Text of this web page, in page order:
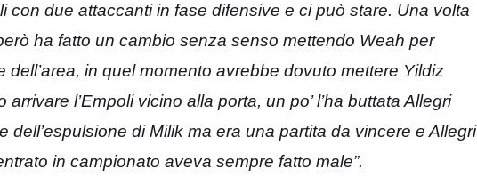
con due attaccanti in fase difensive e ci può stare. Una volta
ha fatto un cambio senza senso mettendo Weah per
dell’area, in quel momento avrebbe dovuto mettere Yildiz
l’Empoli vicino alla porta, un po’ l’ha buttata Allegri
dell’espulsione di Milik ma era una partita da vincere e Allegri
in campionato aveva sempre fatto male”.